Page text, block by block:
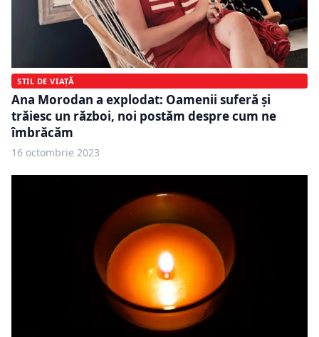
STIL DE VIAȚĂ
Ana Morodan a explodat: Oamenii suferă și
trăiesc un război, noi postăm despre cum ne
îmbrăcăm
16 octombrie 2023